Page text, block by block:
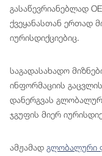
გასაწევრიანებლად
ქვეყანასთან ერთად
იურისდიქციებიც.
საგადასახადო
ინფორმაციის
დანერგვას
ჯგუფის მიერ
ამჟამად გლობალური